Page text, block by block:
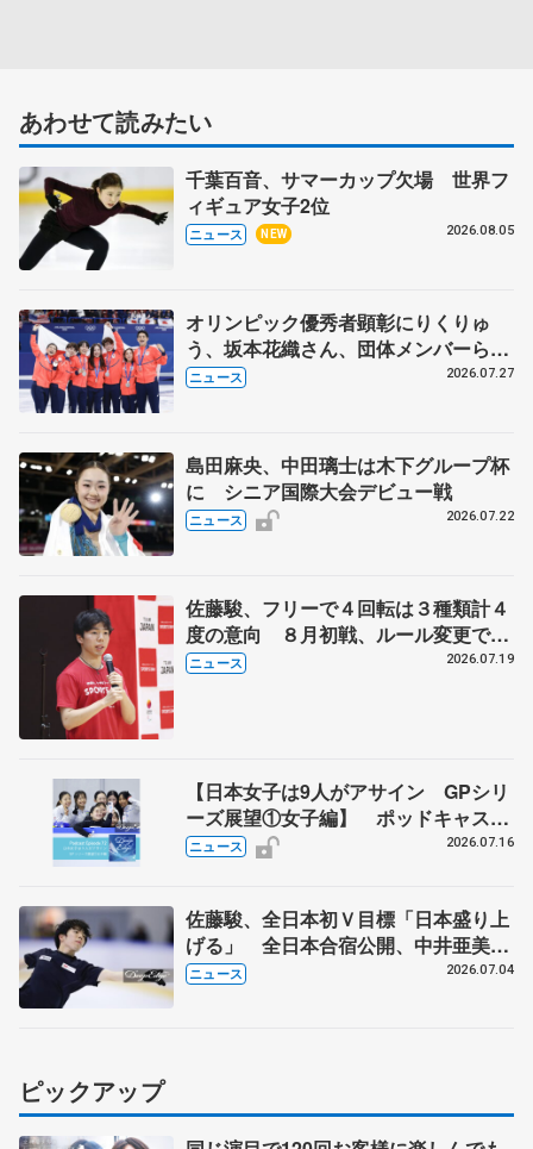
あわせて読みたい
千葉百音、サマーカップ欠場 世界フ
ィギュア女子2位
ニュース NEW 2026.08.05
オリンピック優秀者顕彰にりくりゅ
う、坂本花織さん、団体メンバーら
8月7日に文科省が表彰式、ブルーノ・
ニュース 2026.07.27
島田麻央、中田璃士は木下グループ杯
に シニア国際大会デビュー戦
ニュース 2026.07.22
佐藤駿、フリーで４回転は３種類計４
度の意向 ８月初戦、ルール変更で
「点数の出方確認したい」
ニュース 2026.07.19
【日本女子は9人がアサイン GPシリ
ーズ展望①女子編】 ポッドキャスト
#72を配信
ニュース 2026.07.16
佐藤駿、全日本初Ｖ目標「日本盛り上
げる」 全日本合宿公開、中井亜美
「表現の幅広げる」 元世界王者のフ
ニュース 2026.07.04
ピックアップ